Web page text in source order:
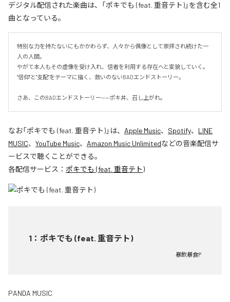
デジタル配信された楽曲は、「ポキでも (feat. 重音テト)」を含む全1
曲となっている。
特別な力を持たないにもかかわらず、人々から偶像として崇拝され続けた一
人の人間。
やがて本人もその虚像を受け入れ、信者を利用する存在へと変貌していく。
"信仰"と"支配"をテーマに描く、救いのないBADエンドストーリー。
さあ、このBADエンドストーリー——ポキ丼、召し上がれ。
なお「ポキでも (feat. 重音テト)」は、 Apple Music、 Spotify、 LINE
MUSIC、 YouTube Music、 Amazon Music Unlimitedなどの音楽配信サ
ービスで聴くことができる。
各配信サービス： ポキでも (feat. 重音テト)
1 ： ポキでも (feat. 重音テト)
暴飲暴食P
PANDA MUSIC